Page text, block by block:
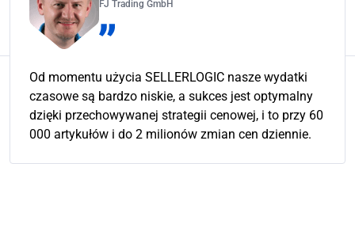
FJ Trading GmbH
Od momentu użycia SELLERLOGIC nasze wydatki
czasowe są bardzo niskie, a sukces jest optymalny
dzięki przechowywanej strategii cenowej, i to przy 60
000 artykułów i do 2 milionów zmian cen dziennie.